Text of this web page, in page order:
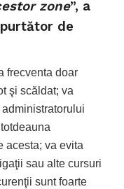
zone”, a
de
frecventa doar
şi scăldat; va
acesta; va evita
sau alte cursuri
sunt foarte